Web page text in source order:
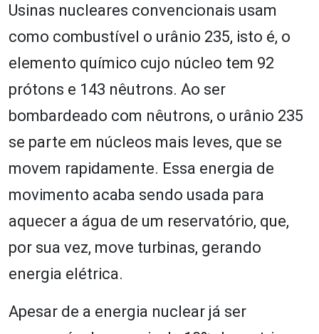
Usinas nucleares convencionais usam
como combustível o urânio 235, isto é, o
elemento químico cujo núcleo tem 92
prótons e 143 nêutrons. Ao ser
bombardeado com nêutrons, o urânio 235
se parte em núcleos mais leves, que se
movem rapidamente. Essa energia de
movimento acaba sendo usada para
aquecer a água de um reservatório, que,
por sua vez, move turbinas, gerando
energia elétrica.
Apesar de a energia nuclear já ser